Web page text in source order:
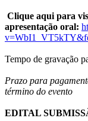
Clique aqui para
apresentação oral:
Tempo de gravação
Prazo para
término do evento
EDITAL